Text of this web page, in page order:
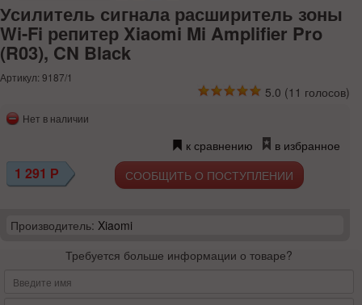
Усилитель сигнала расширитель зоны
Wi-Fi репитер Xiaomi Mi Amplifier Pro
(R03), CN Black
Артикул: 9187/1
5.0 (11 голосов)
Нет в наличии
к сравнению в избранное
1 291 Р СООБЩИТЬ О ПОСТУПЛЕНИИ
Производитель: Xiaomi
Требуется больше информации о товаре?